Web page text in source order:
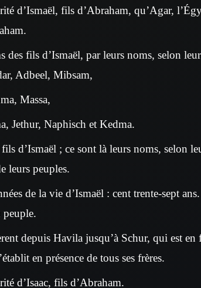
d’Ismaël, fils d’Abraham, qu’Agar,
des fils d’Ismaël, par leurs noms, selon
Adbeel, Mibsam,
Massa,
Jethur, Naphisch et Kedma.
d’Ismaël ; ce sont là leurs noms, selon
leurs peuples.
de la vie d’Ismaël : cent trente-sept
peuple.
depuis Havila jusqu’à Schur, qui est en
en présence de tous ses frères.
d’Isaac, fils d’Abraham.